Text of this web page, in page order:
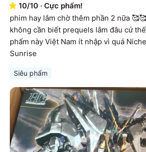
10/10 · Cực phẩm!
phim hay lắm chờ thêm phần 2 nữa
không cần biết prequels lắm đâu cứ
phẩm này Việt Nam ít nhập vì quá
Sunrise
Siêu phẩm